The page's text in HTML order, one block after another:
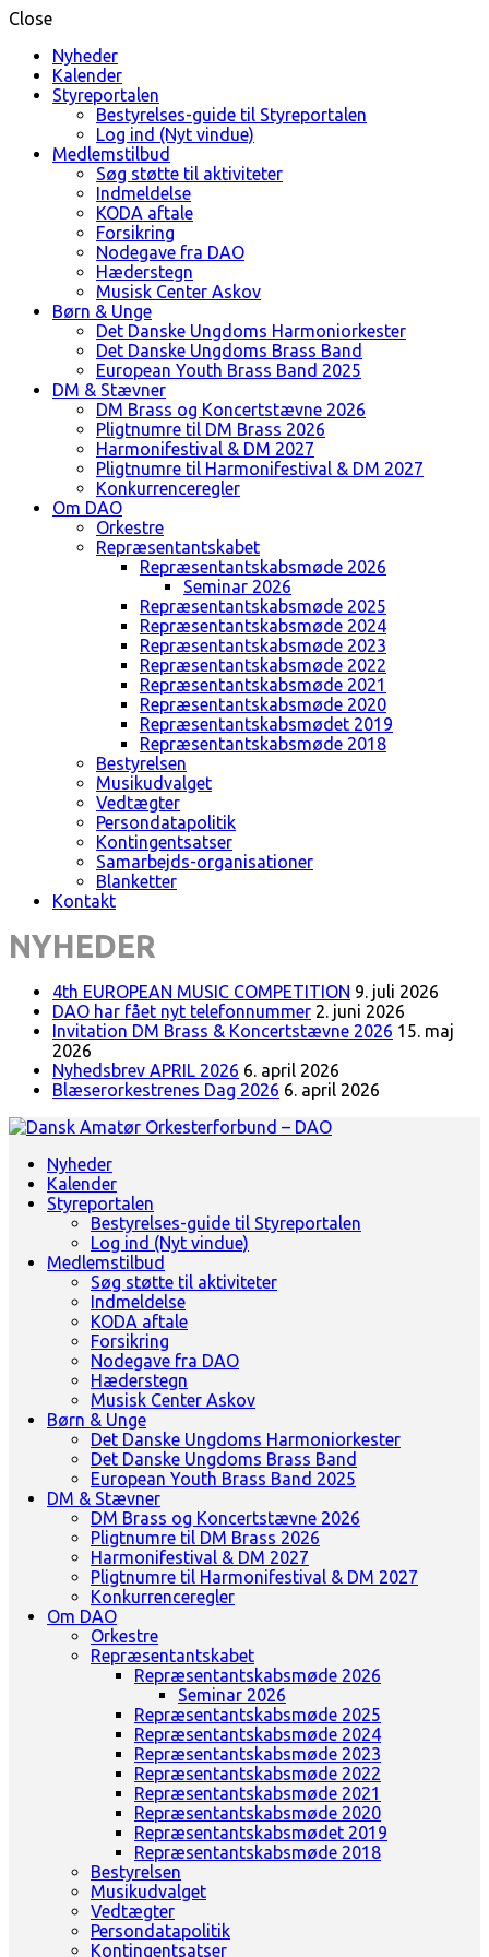
Close
Nyheder
Kalender
Styreportalen
Bestyrelses-guide til Styreportalen
Log ind (Nyt vindue)
Medlemstilbud
Søg støtte til aktiviteter
Indmeldelse
KODA aftale
Forsikring
Nodegave fra DAO
Hæderstegn
Musisk Center Askov
Børn & Unge
Det Danske Ungdoms Harmoniorkester
Det Danske Ungdoms Brass Band
European Youth Brass Band 2025
DM & Stævner
DM Brass og Koncertstævne 2026
Pligtnumre til DM Brass 2026
Harmonifestival & DM 2027
Pligtnumre til Harmonifestival & DM 2027
Konkurrenceregler
Om DAO
Orkestre
Repræsentantskabet
Repræsentantskabsmøde 2026
Seminar 2026
Repræsentantskabsmøde 2025
Repræsentantskabsmøde 2024
Repræsentantskabsmøde 2023
Repræsentantskabsmøde 2022
Repræsentantskabsmøde 2021
Repræsentantskabsmøde 2020
Repræsentantskabsmødet 2019
Repræsentantskabsmøde 2018
Bestyrelsen
Musikudvalget
Vedtægter
Persondatapolitik
Kontingentsatser
Samarbejds-organisationer
Blanketter
Kontakt
NYHEDER
4th EUROPEAN MUSIC COMPETITION 9. juli 2026
DAO har fået nyt telefonnummer 2. juni 2026
Invitation DM Brass & Koncertstævne 2026 15. maj
2026
Nyhedsbrev APRIL 2026 6. april 2026
Blæserorkestrenes Dag 2026 6. april 2026
Dansk Amatør Orkesterforbund - DAO
Landsorganisation for amatørblæserorkestre
Nyheder
Kalender
Styreportalen
Bestyrelses-guide til Styreportalen
Log ind (Nyt vindue)
Medlemstilbud
Søg støtte til aktiviteter
Indmeldelse
KODA aftale
Forsikring
Nodegave fra DAO
Hæderstegn
Musisk Center Askov
Børn & Unge
Det Danske Ungdoms Harmoniorkester
Det Danske Ungdoms Brass Band
European Youth Brass Band 2025
DM & Stævner
DM Brass og Koncertstævne 2026
Pligtnumre til DM Brass 2026
Harmonifestival & DM 2027
Pligtnumre til Harmonifestival & DM 2027
Konkurrenceregler
Om DAO
Orkestre
Repræsentantskabet
Repræsentantskabsmøde 2026
Seminar 2026
Repræsentantskabsmøde 2025
Repræsentantskabsmøde 2024
Repræsentantskabsmøde 2023
Repræsentantskabsmøde 2022
Repræsentantskabsmøde 2021
Repræsentantskabsmøde 2020
Repræsentantskabsmødet 2019
Repræsentantskabsmøde 2018
Bestyrelsen
Musikudvalget
Vedtægter
Persondatapolitik
Kontingentsatser